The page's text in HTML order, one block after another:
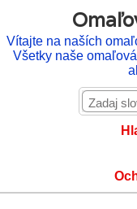
Vítajte na naších
Všetky naše